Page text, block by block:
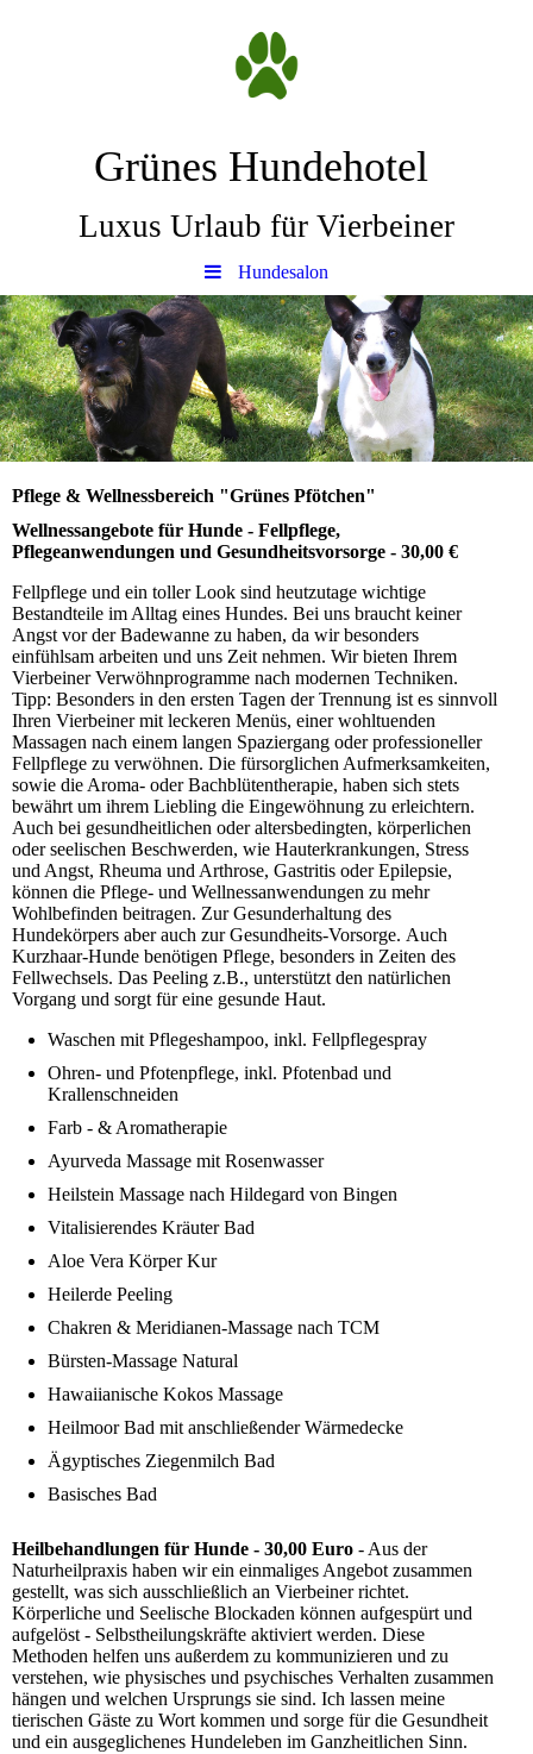
Grünes Hundehotel
Luxus Urlaub für Vierbeiner
Hundesalon
Pflege & Wellnessbereich "Grünes Pfötchen"
Wellnessangebote für Hunde - Fellpflege,
Pflegeanwendungen und Gesundheitsvorsorge - 30,00 €
Fellpflege und ein toller Look sind heutzutage wichtige
Bestandteile im Alltag eines Hundes. Bei uns braucht keiner
Angst vor der Badewanne zu haben, da wir besonders
einfühlsam arbeiten und uns Zeit nehmen. Wir bieten Ihrem
Vierbeiner Verwöhnprogramme nach modernen Techniken.
Tipp: Besonders in den ersten Tagen der Trennung ist es sinnvoll
Ihren Vierbeiner mit leckeren Menüs, einer wohltuenden
Massagen nach einem langen Spaziergang oder professioneller
Fellpflege zu verwöhnen. Die fürsorglichen Aufmerksamkeiten,
sowie die Aroma- oder Bachblütentherapie, haben sich stets
bewährt um ihrem Liebling die Eingewöhnung zu erleichtern.
Auch bei gesundheitlichen oder altersbedingten, körperlichen
oder seelischen Beschwerden, wie Hauterkrankungen, Stress
und Angst, Rheuma und Arthrose, Gastritis oder Epilepsie,
können die Pflege- und Wellnessanwendungen zu mehr
Wohlbefinden beitragen. Zur Gesunderhaltung des
Hundekörpers aber auch zur Gesundheits-Vorsorge. Auch
Kurzhaar-Hunde benötigen Pflege, besonders in Zeiten des
Fellwechsels. Das Peeling z.B., unterstützt den natürlichen
Vorgang und sorgt für eine gesunde Haut.
Waschen mit Pflegeshampoo, inkl. Fellpflegespray
Ohren- und Pfotenpflege, inkl. Pfotenbad und
Krallenschneiden
Farb - & Aromatherapie
Ayurveda Massage mit Rosenwasser
Heilstein Massage nach Hildegard von Bingen
Vitalisierendes Kräuter Bad
Aloe Vera Körper Kur
Heilerde Peeling
Chakren & Meridianen-Massage nach TCM
Bürsten-Massage Natural
Hawaiianische Kokos Massage
Heilmoor Bad mit anschließender Wärmedecke
Ägyptisches Ziegenmilch Bad
Basisches Bad
Heilbehandlungen für Hunde - 30,00 Euro - Aus der
Naturheilpraxis haben wir ein einmaliges Angebot zusammen
gestellt, was sich ausschließlich an Vierbeiner richtet.
Körperliche und Seelische Blockaden können aufgespürt und
aufgelöst - Selbstheilungskräfte aktiviert werden. Diese
Methoden helfen uns außerdem zu kommunizieren und zu
verstehen, wie physisches und psychisches Verhalten zusammen
hängen und welchen Ursprungs sie sind. Ich lassen meine
tierischen Gäste zu Wort kommen und sorge für die Gesundheit
und ein ausgeglichenes Hundeleben im Ganzheitlichen Sinn.